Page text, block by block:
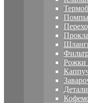
Помпы
Рожки